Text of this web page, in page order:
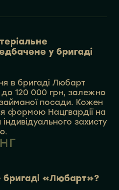
у бригаді
в бригаді Любарт
до 120 000 грн, залежно
посади. Кожен
формою Нацгвардії на
захисту
бригаді «Любарт»?